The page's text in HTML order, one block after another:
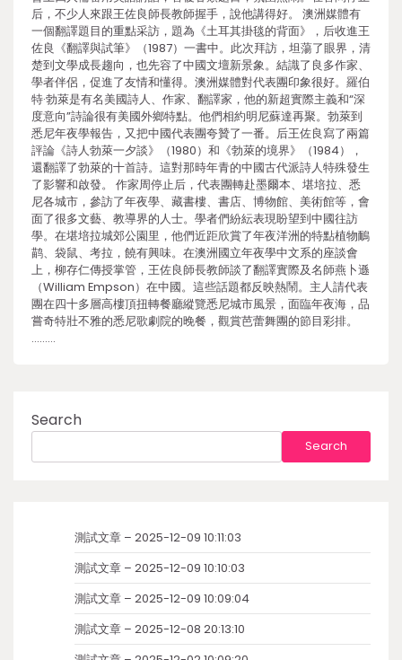
后，不少人來跟王佐良師長教師握手，說他講得好。 澳洲媒體有
一個翻譯題目的重點采訪，題為《土耳其掛毯的背面》，后收進王
佐良《翻譯與試筆》（1987）一書中。此次拜訪，坦蕩了眼界，清
楚到文學成長趨向，也先容了中國文壇新景象。結識了良多作家、
學者伴侶，促進了友情和懂得。澳洲媒體對代表團印象很好。羅伯
特·勃萊是有名美國詩人、作家、翻譯家，他的新超實際主義和“深
度意向”詩論很有美國外鄉特點。他們相約明尼蘇達再聚。勃萊到
悉尼年夜學報告，又把中國代表團夸贊了一番。后王佐良寫了兩篇
評論《詩人勃萊一夕談》（1980）和《勃萊的境界》（1984），
還翻譯了勃萊的十首詩。這對那時年青的中國古代派詩人特殊發生
了影響和啟發。 作家周停止后，代表團轉赴墨爾本、堪培拉、悉
尼各城市，參訪了年夜學、藏書樓、書店、博物館、美術館等，會
面了很多文藝、教導界的人士。學者們紛紜表現盼望到中國往訪
學。在堪培拉城郊公園里，他們近距欣賞了年夜洋洲的特點植物鴯
鹋、袋鼠、考拉，饒有興味。在澳洲國立年夜學中文系的座談會
上，柳存仁傳授掌管，王佐良師長教師談了翻譯實際及名師燕卜遜
（William Empson）在中國。這些話題都反映熱鬧。主人請代表
團在四十多層高樓頂扭轉餐廳縱覽悉尼城市風景，面臨年夜海，品
嘗奇特壯不雅的悉尼歌劇院的晚餐，觀賞芭蕾舞團的節目彩排。
………
Search
Search
測試文章 – 2025-12-09 10:11:03
測試文章 – 2025-12-09 10:10:03
測試文章 – 2025-12-09 10:09:04
測試文章 – 2025-12-08 20:13:10